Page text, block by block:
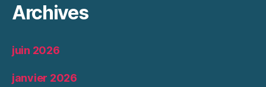
Archives
juin 2026
janvier 2026